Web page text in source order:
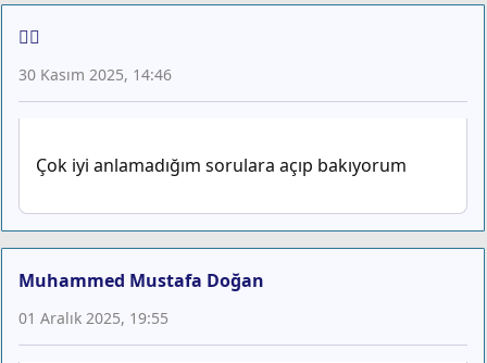
🤦‍♀️
30 Kasım 2025, 14:46
Çok iyi anlamadığım sorulara açıp bakıyorum
Muhammed Mustafa Doğan
01 Aralık 2025, 19:55